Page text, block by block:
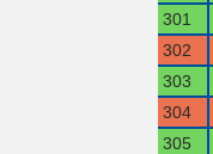
301
302
303
304
305